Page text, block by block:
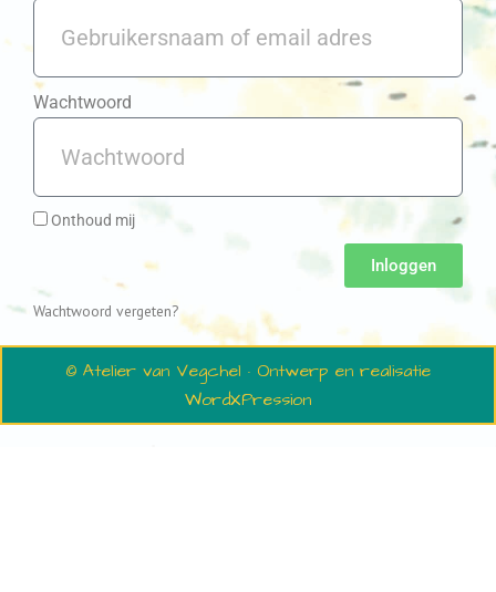
Wachtwoord
Onthoud mij
Inloggen
Wachtwoord vergeten?
© Atelier van Vegchel · Ontwerp en realisatie
WordXPression